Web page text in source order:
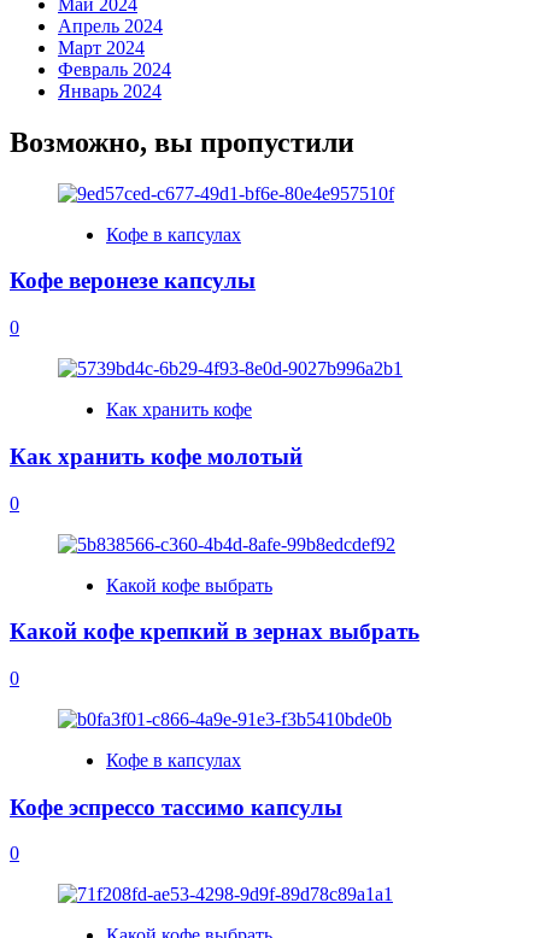
Апрель 2024
Март 2024
Февраль 2024
Январь 2024
Возможно, вы пропустили
Кофе в капсулах
Кофе веронезе капсулы
0
Как хранить кофе
Как хранить кофе молотый
0
Какой кофе выбрать
Какой кофе крепкий в зернах выбрать
0
Кофе в капсулах
Кофе эспрессо тассимо капсулы
0